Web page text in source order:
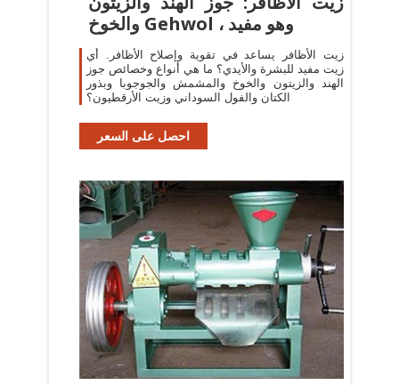
والخوخ Gehwol ، وهو مفيد
زيت الأظافر يساعد في تقوية وإصلاح الأظافر. أي
زيت مفيد للبشرة والأيدي؟ ما هي أنواع وخصائص جوز
الهند والزيتون والخوخ والمشمش والجوجوبا وبذور
الكتان والفول السوداني وزيت الأرقطيون؟
احصل على السعر